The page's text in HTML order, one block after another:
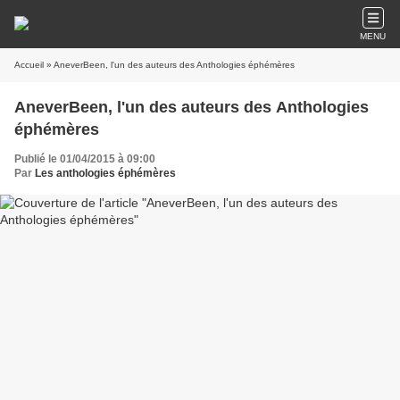
MENU
Accueil » AneverBeen, l'un des auteurs des Anthologies éphémères
AneverBeen, l'un des auteurs des Anthologies
éphémères
Publié le 01/04/2015 à 09:00
Par Les anthologies éphémères